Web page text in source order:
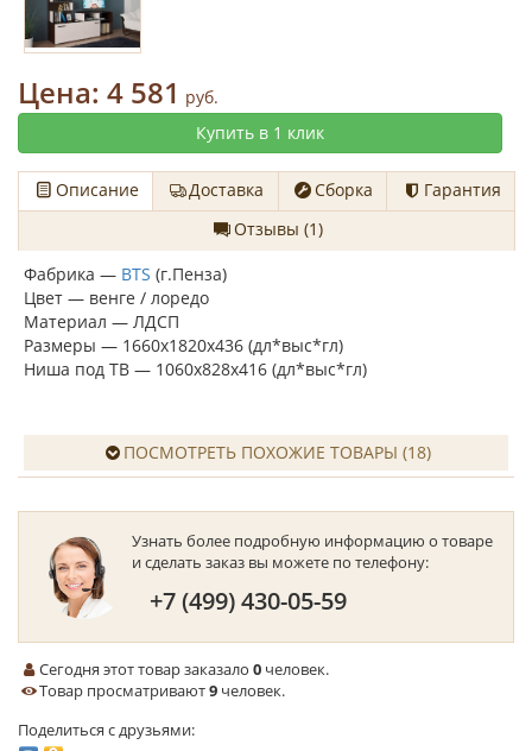
Цена: 4 581 руб.
Купить в 1 клик
Описание Доставка Сборка
Гарантия
Отзывы (1)
Фабрика — BTS (г.Пенза)
Цвет — венге / лоредо
Материал — ЛДСП
Размеры — 1660х1820х436 (дл*выс*гл)
Ниша под ТВ — 1060х828х416 (дл*выс*гл)
ПОСМОТРЕТЬ ПОХОЖИЕ ТОВАРЫ (18)
Узнать более подробную информацию о товаре
и сделать заказ вы можете по телефону:
+7 (499) 430-05-59
Сегодня этот товар заказало0 человек.
Товар просматривают9 человек.
Поделиться с друзьями: